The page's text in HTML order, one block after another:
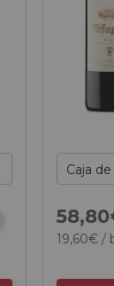
58,80
19,60€ /